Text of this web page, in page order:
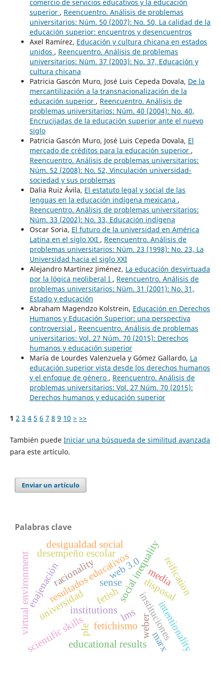
comercio de servicios educativos y la educación
superior , Reencuentro. Análisis de problemas
universitarios: Núm. 50 (2007): No. 50, La calidad de la
educación superior: encuentros y desencuentros
Axel Ramírez, Educación y cultura chicana en estados
unidos , Reencuentro. Análisis de problemas
universitarios: Núm. 37 (2003): No. 37, Educación y
cultura chicana
Patricia Gascón Muro, José Luis Cepeda Dovala, De la
mercantilización a la transnacionalización de la
educación superior , Reencuentro. Análisis de
problemas universitarios: Núm. 40 (2004): No. 40,
Encrucijadas de la educación superior ante el nuevo
siglo
Patricia Gascón Muro, José Luis Cepeda Dovala, El
mercado de créditos para la educación superior ,
Reencuentro. Análisis de problemas universitarios:
Núm. 52 (2008): No. 52, Vinculación universidad-
sociedad y sus problemas
Dalia Ruiz Ávila, El estatuto legal y social de las
lenguas en la educación indígena mexicana ,
Reencuentro. Análisis de problemas universitarios:
Núm. 33 (2002): No. 33, Educación indígena
Oscar Soria, El futuro de la universidad en América
Latina en el siglo XXI , Reencuentro. Análisis de
problemas universitarios: Núm. 23 (1998): No. 23, La
Universidad hacia el siglo XXI
Alejandro Martínez Jiménez, La educación desvirtuada
por la lógica neoliberal I , Reencuentro. Análisis de
problemas universitarios: Núm. 31 (2001): No. 31,
Estado y educación
Abraham Magendzo Kolstrein, Educación en Derechos
Humanos y Educación Superior: una perspectiva
controversial , Reencuentro. Análisis de problemas
universitarios: Vol. 27 Núm. 70 (2015): Derechos
humanos y educación superior
María de Lourdes Valenzuela y Gómez Gallardo, La
educación superior vista desde los derechos humanos
y el enfoque de género , Reencuentro. Análisis de
problemas universitarios: Vol. 27 Núm. 70 (2015):
Derechos humanos y educación superior
1 2 3 4 5 6 7 8 9 10 > >>
También puede Iniciar una búsqueda de similitud avanzada
para este artículo.
Enviar un artículo
Palabras clave
universidad
fetichismo
resultados educativos
desempeño escolarsocial inequality
desigualdad social
racionality
weber
institutions instituciones
fetish disposal
reification
enajenación
marx
educational results
media
scientific skills
virtual environment ple
lms
web 3.0
intentionality
sense